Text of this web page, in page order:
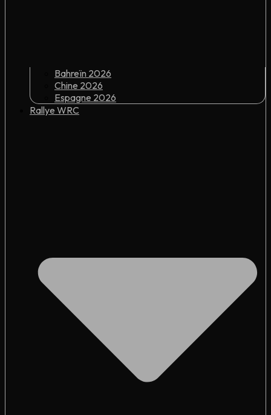
Bahreïn 2026
Chine 2026
Espagne 2026
Rallye WRC